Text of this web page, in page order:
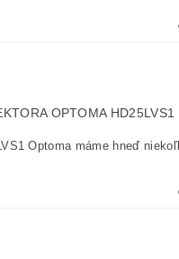
OPTOMA HD25LVS1
Optoma máme hneď